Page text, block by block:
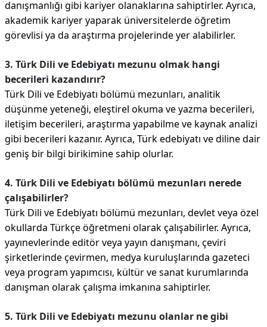
danışmanlığı gibi kariyer olanaklarına sahiptirler. Ayrıca,
akademik kariyer yaparak üniversitelerde öğretim
görevlisi ya da araştırma projelerinde yer alabilirler.
3. Türk Dili ve Edebiyatı mezunu olmak hangi
becerileri kazandırır?
Türk Dili ve Edebiyatı bölümü mezunları, analitik
düşünme yeteneği, eleştirel okuma ve yazma becerileri,
iletişim becerileri, araştırma yapabilme ve kaynak analizi
gibi becerileri kazanır. Ayrıca, Türk edebiyatı ve diline dair
geniş bir bilgi birikimine sahip olurlar.
4. Türk Dili ve Edebiyatı bölümü mezunları nerede
çalışabilirler?
Türk Dili ve Edebiyatı bölümü mezunları, devlet veya özel
okullarda Türkçe öğretmeni olarak çalışabilirler. Ayrıca,
yayınevlerinde editör veya yayın danışmanı, çeviri
şirketlerinde çevirmen, medya kuruluşlarında gazeteci
veya program yapımcısı, kültür ve sanat kurumlarında
danışman olarak çalışma imkanına sahiptirler.
5. Türk Dili ve Edebiyatı mezunu olanlar ne gibi